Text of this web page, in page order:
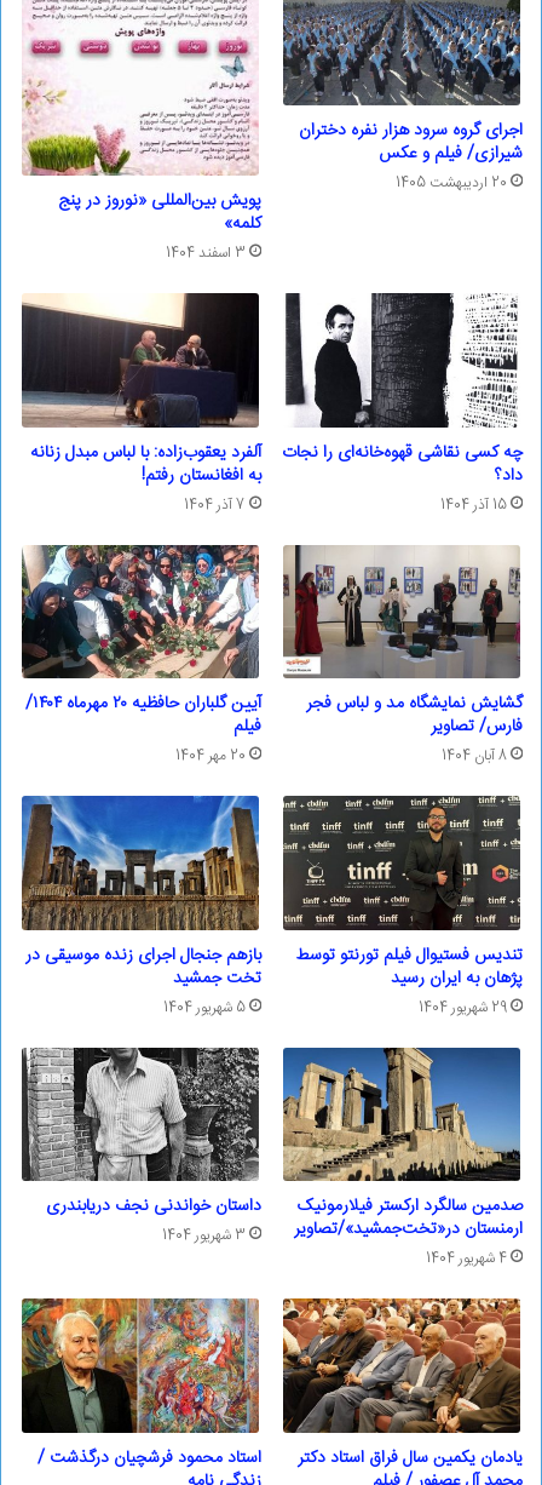
اجرای گروه سرود هزار نفره دختران
شیرازی/ فیلم و عکس
20 اردیبهشت 1405
پویش بین‌المللی «نوروز در پنج
کلمه»
3 اسفند 1404
چه کسی نقاشی قهوه‌خانه‌ای را نجات
داد؟
15 آذر 1404
آلفرد یعقوب‌زاده: با لباس مبدل زنانه
به افغانستان رفتم!
7 آذر 1404
گشایش نمایشگاه مد و لباس فجر
فارس/ تصاویر
8 آبان 1404
آیین گلباران حافظیه ۲۰ مهرماه ۱۴۰۴/
فیلم
20 مهر 1404
تندیس فستیوال فیلم تورنتو توسط
پژهان به ایران رسید
29 شهریور 1404
بازهم جنجال اجرای زنده موسیقی در
تخت جمشید
5 شهریور 1404
صدمین سالگرد ارکستر فیلارمونیک
ارمنستان در«تخت‌جمشید»/تصاویر
4 شهریور 1404
داستان خواندنی نجف دریابندری
3 شهریور 1404
یادمان یکمین سال فراق استاد دکتر استاد محمود فرشچیان درگذشت /